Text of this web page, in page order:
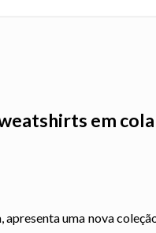
em
uma nova